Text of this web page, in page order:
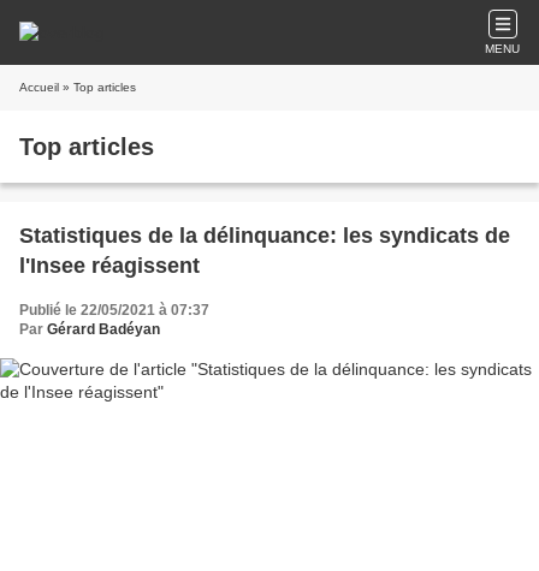
MENU
Accueil » Top articles
Top articles
Statistiques de la délinquance: les syndicats de
l'Insee réagissent
Publié le 22/05/2021 à 07:37
Par Gérard Badéyan